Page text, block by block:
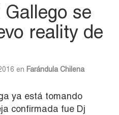
se
reality de
en Farándula Chilena
ya está tomando
confirmada fue Dj